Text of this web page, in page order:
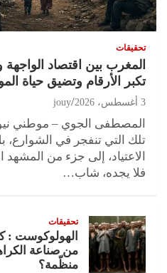
تحقيقات
المغرب بين اقتصاد
تكبر الأرقام وتضيق حياة
3 أغسطس، 2026 jouy
المصطفى الجوي – موطني
تلك التي تنفجر في الشوارع،
الاعتياد، إلى جزء من المشهد
فلا يجده، شاب…
تحقيقات
الهولوكوست :
من صناعة
منظّمة؟